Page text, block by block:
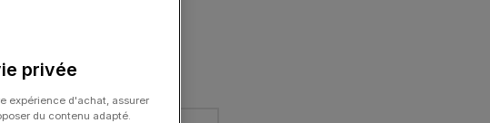
privée
expérience d'achat, assurer
du contenu adapté.